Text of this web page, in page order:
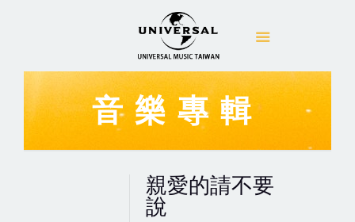
音樂專輯
親愛的請不要
說